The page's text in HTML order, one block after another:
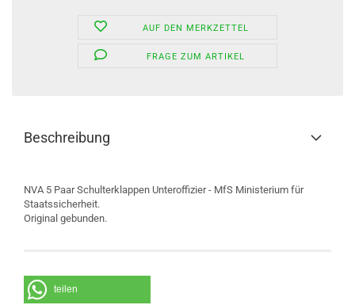
AUF DEN MERKZETTEL
FRAGE ZUM ARTIKEL
Beschreibung
NVA 5 Paar Schulterklappen Unteroffizier - MfS Ministerium für
Staatssicherheit.
Original gebunden.
teilen